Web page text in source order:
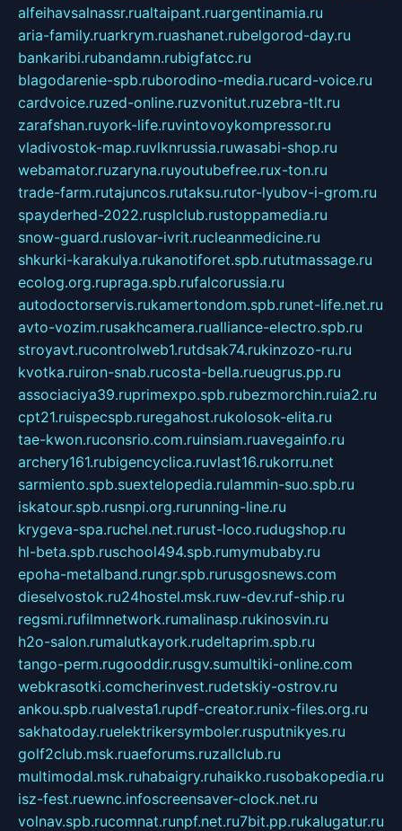
alfeihavsalnassr.rualtaipant.ruargentinamia.ru
aria-family.ruarkrym.ruashanet.rubelgorod-day.ru
bankaribi.rubandamn.rubigfatcc.ru
blagodarenie-spb.ruborodino-media.rucard-voice.ru
cardvoice.ruzed-online.ruzvonitut.ruzebra-tlt.ru
zarafshan.ruyork-life.ruvintovoykompressor.ru
vladivostok-map.ruvlknrussia.ruwasabi-shop.ru
webamator.ruzaryna.ruyoutubefree.rux-ton.ru
trade-farm.rutajuncos.rutaksu.rutor-lyubov-i-grom.ru
spayderhed-2022.rusplclub.rustoppamedia.ru
snow-guard.ruslovar-ivrit.rucleanmedicine.ru
shkurki-karakulya.rukanotiforet.spb.rututmassage.ru
ecolog.org.rupraga.spb.rufalcorussia.ru
autodoctorservis.rukamertondom.spb.runet-life.net.ru
avto-vozim.rusakhcamera.rualliance-electro.spb.ru
stroyavt.rucontrolweb1.rutdsak74.rukinzozo-ru.ru
kvotka.ruiron-snab.rucosta-bella.rueugrus.pp.ru
associaciya39.ruprimexpo.spb.rubezmorchin.ruia2.ru
cpt21.ruispecspb.ruregahost.rukolosok-elita.ru
tae-kwon.ruconsrio.com.ruinsiam.ruavegainfo.ru
archery161.rubigencyclica.ruvlast16.rukorru.net
sarmiento.spb.suextelopedia.rulammin-suo.spb.ru
iskatour.spb.rusnpi.org.rurunning-line.ru
krygeva-spa.ruchel.net.rurust-loco.rudugshop.ru
hl-beta.spb.ruschool494.spb.rumymubaby.ru
epoha-metalband.rungr.spb.rurusgosnews.com
dieselvostok.ru24hostel.msk.ruw-dev.ruf-ship.ru
regsmi.rufilmnetwork.rumalinasp.rukinosvin.ru
h2o-salon.rumalutkayork.rudeltaprim.spb.ru
tango-perm.rugooddir.rusgv.sumultiki-online.com
webkrasotki.comcherinvest.rudetskiy-ostrov.ru
ankou.spb.rualvesta1.rupdf-creator.runix-files.org.ru
sakhatoday.ruelektrikersymboler.rusputnikyes.ru
golf2club.msk.ruaeforums.ruzallclub.ru
multimodal.msk.ruhabaigry.ruhaikko.rusobakopedia.ru
isz-fest.ruewnc.infoscreensaver-clock.net.ru
volnav.spb.rucomnat.runpf.net.ru7bit.pp.rukalugatur.ru